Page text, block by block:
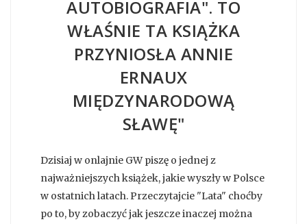
AUTOBIOGRAFIA". TO
WŁAŚNIE TA KSIĄŻKA
PRZYNIOSŁA ANNIE
ERNAUX
MIĘDZYNARODOWĄ
SŁAWĘ"
Dzisiaj w onlajnie GW piszę o jednej z
najważniejszych książek, jakie wyszły w Polsce
w ostatnich latach. Przeczytajcie "Lata" choćby
po to, by zobaczyć jak jeszcze inaczej można